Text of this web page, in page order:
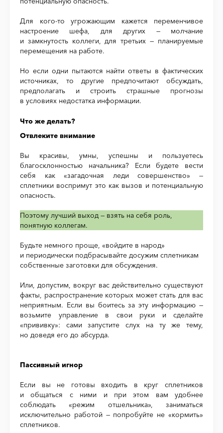
Для кого-то угрожающим кажется переменчивое
настроение шефа, для других — молчание
и замкнутость коллеги, для третьих — планируемые
перемещения на работе.
Но если одни пытаются найти ответы в фактических
источниках, то другие предпочитают обсуждать,
предполагать и строить страшные прогнозы
в условиях недостатка информации.
Что же делать?
Отвлеките внимание
Вы красивы, умны, успешны и пользуетесь
благосклонностью начальника? Если будете вести
себя как «загадочная леди совершенство» —
сплетники воспримут это как вызов и потенциальную
опасность.
Поэтому лучший выход — взять на себя роль,
понятную коллегам.
Будьте немного проще, «войдите в народ»
и периодически подбрасывайте досужим сплетникам
собственные заготовки для обсуждения.
Или, допустим, вокруг вас действительно существуют
факты, распространение которых может стать для вас
неприятным. Если вы боитесь за эту информацию —
возьмите управление в свои руки и сделайте
«прививку»: сами запустите слух на ту же тему,
но доведя его до абсурда.
Пассивный игнор
Если вы не готовы входить в круг сплетников
и общаться с ними и при этом вам удобнее
соблюдать «режим отшельника», заниматься
исключительно работой — попробуйте не «кормить»
сплетников.